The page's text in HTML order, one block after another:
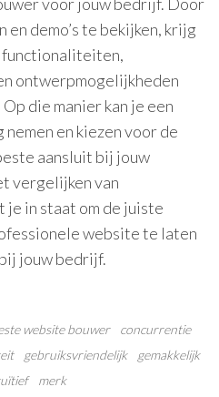
demo’s te bekijken, krijg
functionaliteiten,
ontwerpmogelijkheden
die manier kan je een
en kiezen voor de
aansluit bij jouw
vergelijken van
in staat om de juiste
website te laten
jouw bedrijf.
website bouwer
concurrentie
gebruiksvriendelijk
gemakkelijk
merk